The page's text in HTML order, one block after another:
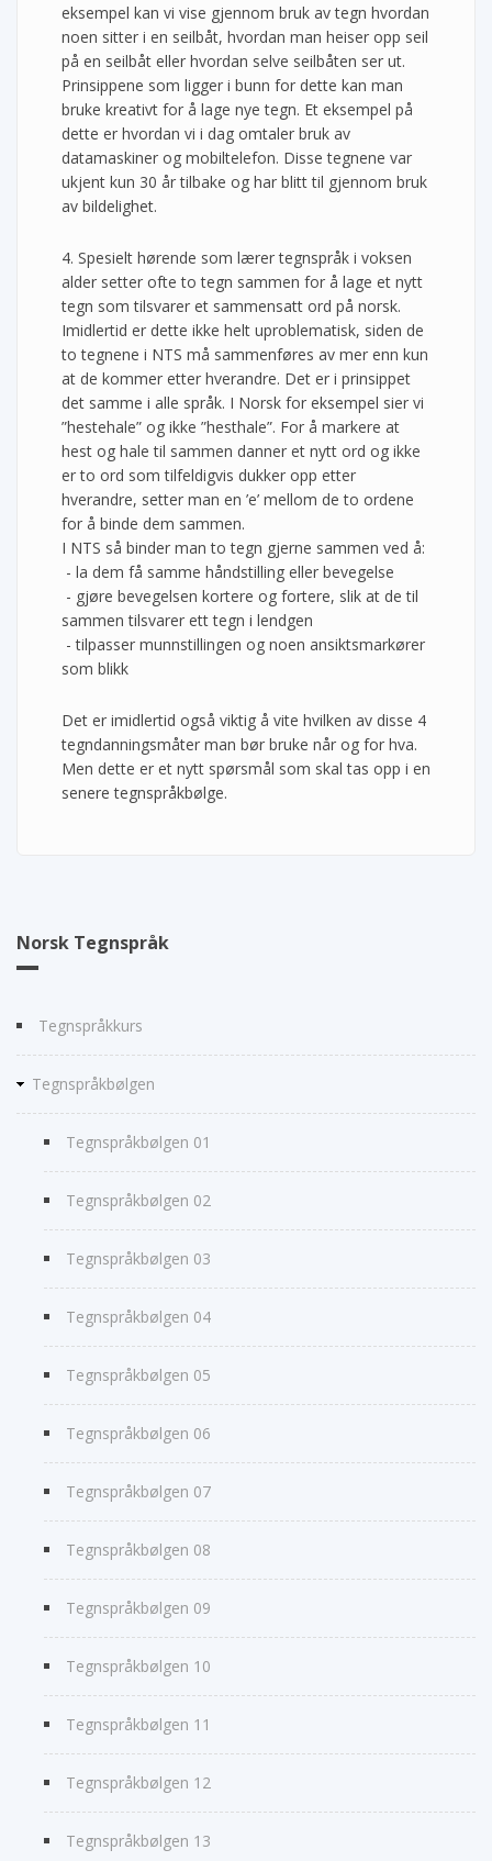
eksempel kan vi vise gjennom bruk av tegn hvordan
noen sitter i en seilbåt, hvordan man heiser opp seil
på en seilbåt eller hvordan selve seilbåten ser ut.
Prinsippene som ligger i bunn for dette kan man
bruke kreativt for å lage nye tegn. Et eksempel på
dette er hvordan vi i dag omtaler bruk av
datamaskiner og mobiltelefon. Disse tegnene var
ukjent kun 30 år tilbake og har blitt til gjennom bruk
av bildelighet.
4. Spesielt hørende som lærer tegnspråk i voksen
alder setter ofte to tegn sammen for å lage et nytt
tegn som tilsvarer et sammensatt ord på norsk.
Imidlertid er dette ikke helt uproblematisk, siden de
to tegnene i NTS må sammenføres av mer enn kun
at de kommer etter hverandre. Det er i prinsippet
det samme i alle språk. I Norsk for eksempel sier vi
”hestehale” og ikke ”hesthale”. For å markere at
hest og hale til sammen danner et nytt ord og ikke
er to ord som tilfeldigvis dukker opp etter
hverandre, setter man en ’e’ mellom de to ordene
for å binde dem sammen.
I NTS så binder man to tegn gjerne sammen ved å:
- la dem få samme håndstilling eller bevegelse
- gjøre bevegelsen kortere og fortere, slik at de til
sammen tilsvarer ett tegn i lendgen
- tilpasser munnstillingen og noen ansiktsmarkører
som blikk
Det er imidlertid også viktig å vite hvilken av disse 4
tegndanningsmåter man bør bruke når og for hva.
Men dette er et nytt spørsmål som skal tas opp i en
senere tegnspråkbølge.
Norsk Tegnspråk
Tegnspråkkurs
Tegnspråkbølgen
Tegnspråkbølgen 01
Tegnspråkbølgen 02
Tegnspråkbølgen 03
Tegnspråkbølgen 04
Tegnspråkbølgen 05
Tegnspråkbølgen 06
Tegnspråkbølgen 07
Tegnspråkbølgen 08
Tegnspråkbølgen 09
Tegnspråkbølgen 10
Tegnspråkbølgen 11
Tegnspråkbølgen 12
Tegnspråkbølgen 13